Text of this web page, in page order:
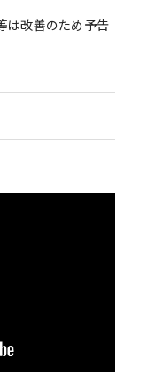
は改善のため予告